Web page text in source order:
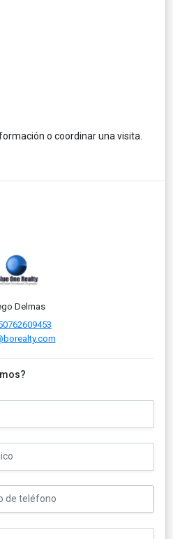
o coordinar una visita.
Delmas